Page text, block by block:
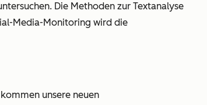
Die Methoden zur Textanalyse
Media-Monitoring wird die
unsere neuen